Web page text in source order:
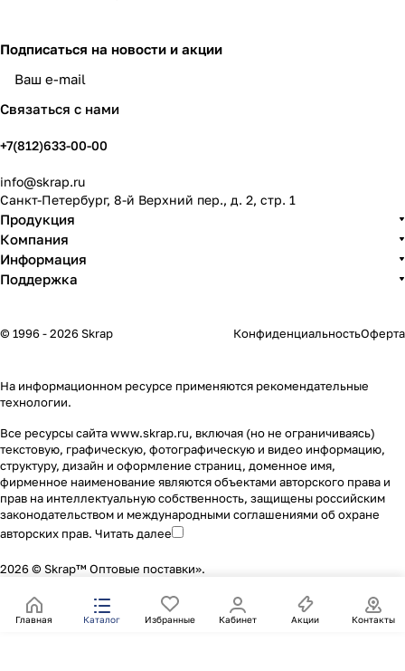
Подписаться на новости и акции
Связаться с нами
+7(812)633-00-00
info@skrap.ru
Санкт-Петербург, 8-й Верхний пер., д. 2, стр. 1
Продукция
Компания
Информация
Поддержка
© 1996 - 2026 Skrap КонфиденциальностьОферта
На информационном ресурсе применяются рекомендательные
технологии.
Все ресурсы сайта www.skrap.ru, включая (но не ограничиваясь)
текстовую, графическую, фотографическую и видео информацию,
структуру, дизайн и оформление страниц, доменное имя,
фирменное наименование являются объектами авторского права и
прав на интеллектуальную собственность, защищены российским
законодательством и международными соглашениями об охране
авторских прав. Читать далее
2026 © Skrap™ Оптовые поставки».
Главная Каталог Избранные Кабинет Акции Контакты